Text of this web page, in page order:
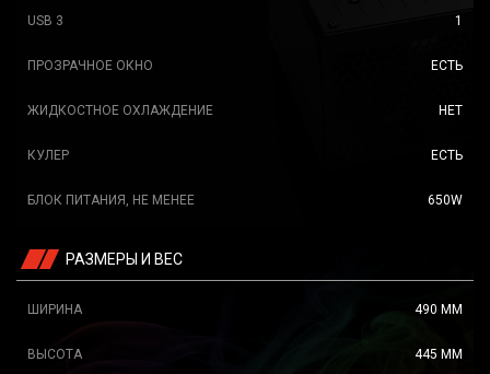
USB 3 1
ПРОЗРАЧНОЕ ОКНО ЕСТЬ
ЖИДКОСТНОЕ ОХЛАЖДЕНИЕ НЕТ
КУЛЕР ЕСТЬ
БЛОК ПИТАНИЯ, НЕ МЕНЕЕ 650W
РАЗМЕРЫ И ВЕС
ШИРИНА 490 ММ
ВЫСОТА 445 ММ